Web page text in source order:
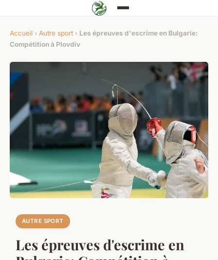
Accueil › Autre sport › Les épreuves d'escrime en Bulgarie:
Compétition à Plovdiv
AUTRE SPORT
Les épreuves d'escrime en